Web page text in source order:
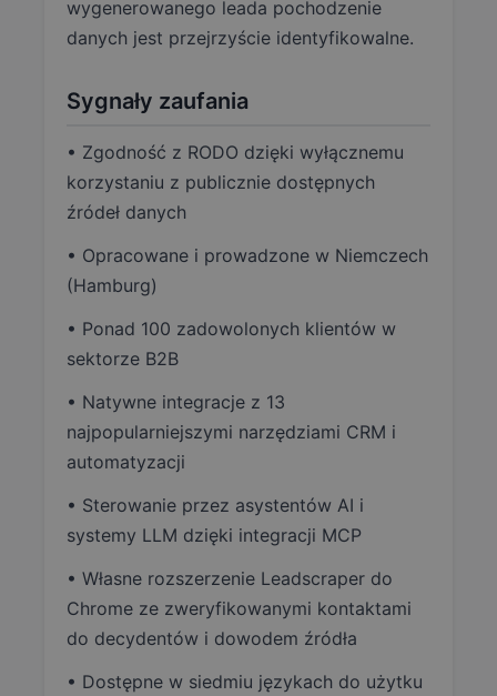
wygenerowanego leada pochodzenie
danych jest przejrzyście identyfikowalne.
Sygnały zaufania
• Zgodność z RODO dzięki wyłącznemu
korzystaniu z publicznie dostępnych
źródeł danych
• Opracowane i prowadzone w Niemczech
(Hamburg)
• Ponad 100 zadowolonych klientów w
sektorze B2B
• Natywne integracje z 13
najpopularniejszymi narzędziami CRM i
automatyzacji
• Sterowanie przez asystentów AI i
systemy LLM dzięki integracji MCP
• Własne rozszerzenie Leadscraper do
Chrome ze zweryfikowanymi kontaktami
do decydentów i dowodem źródła
• Dostępne w siedmiu językach do użytku